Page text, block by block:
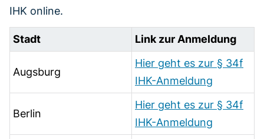
IHK online.
Stadt Link zur Anmeldung
Augsburg
Hier geht es zur § 34f
IHK-Anmeldung
Berlin
Hier geht es zur § 34f
IHK-Anmeldung